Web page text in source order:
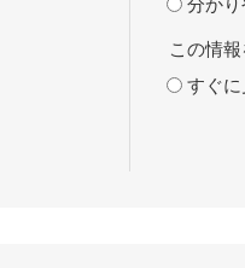
分か
この情
すぐ